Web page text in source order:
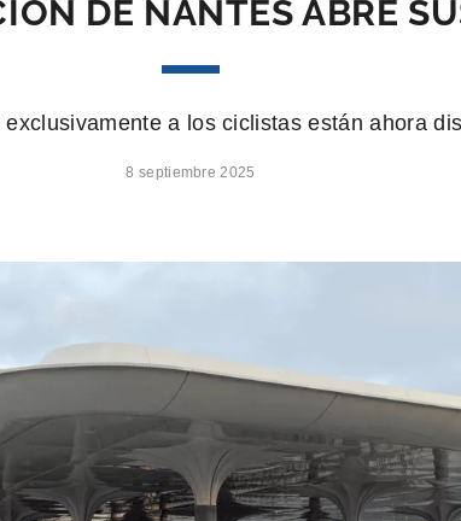
DE NANTES ABRE
a los ciclistas están ahora
8 septiembre 2025